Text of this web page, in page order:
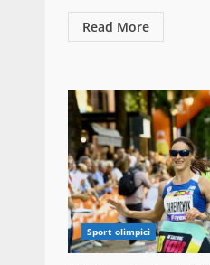
Read More
Sport olimpici